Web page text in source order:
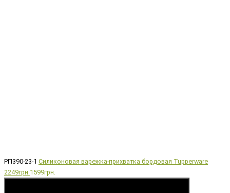
РП390-23-1 Силиконовая варежка-прихватка бордовая Tupperware
2249грн.1599грн.